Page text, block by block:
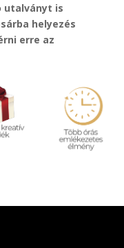
utalványt is
helyezés
erre az